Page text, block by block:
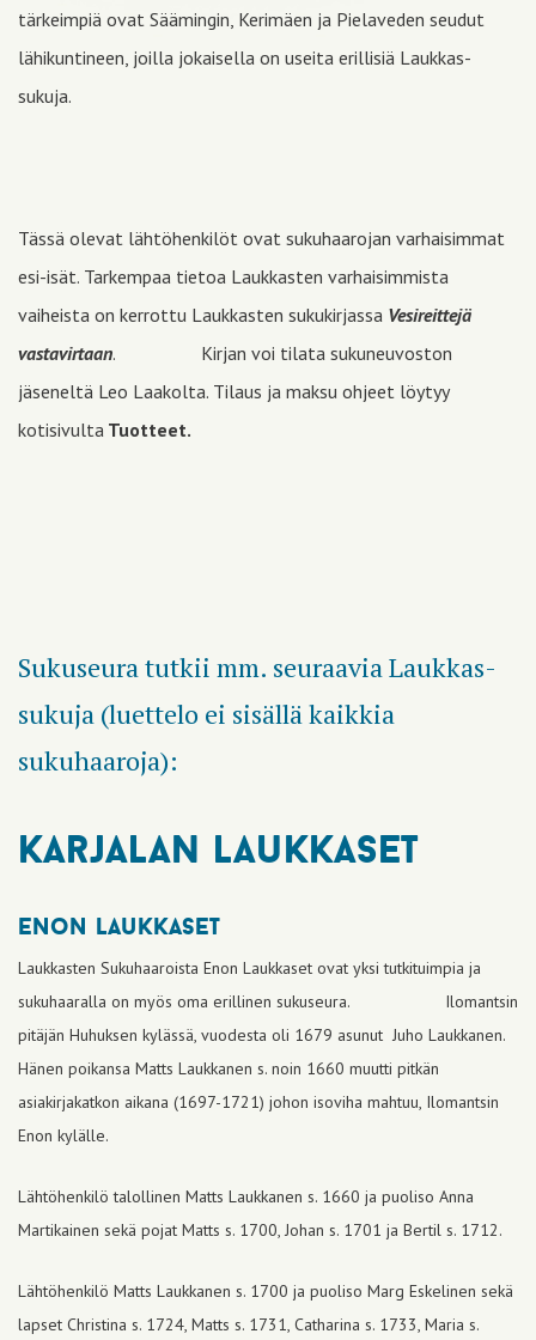
tärkeimpiä ovat Säämingin, Kerimäen ja Pielaveden seudut
lähikuntineen, joilla jokaisella on useita erillisiä Laukkas-
sukuja.
Tässä olevat lähtöhenkilöt ovat sukuhaarojan varhaisimmat
esi-isät. Tarkempaa tietoa Laukkasten varhaisimmista
vaiheista on kerrottu Laukkasten sukukirjassa Vesireittejä
vastavirtaan. Kirjan voi tilata sukuneuvoston
jäseneltä Leo Laakolta. Tilaus ja maksu ohjeet löytyy
kotisivulta Tuotteet.
Sukuseura tutkii mm. seuraavia Laukkas-
sukuja (luettelo ei sisällä kaikkia
sukuhaaroja):
karjalan laukkaset
enon laukkaset
Laukkasten Sukuhaaroista Enon Laukkaset ovat yksi tutkituimpia ja
sukuhaaralla on myös oma erillinen sukuseura. Ilomantsin
pitäjän Huhuksen kylässä, vuodesta oli 1679 asunut Juho Laukkanen.
Hänen poikansa Matts Laukkanen s. noin 1660 muutti pitkän
asiakirjakatkon aikana (1697-1721) johon isoviha mahtuu, Ilomantsin
Enon kylälle.
Lähtöhenkilö talollinen Matts Laukkanen s. 1660 ja puoliso Anna
Martikainen sekä pojat Matts s. 1700, Johan s. 1701 ja Bertil s. 1712.
Lähtöhenkilö Matts Laukkanen s. 1700 ja puoliso Marg Eskelinen sekä
lapset Christina s. 1724, Matts s. 1731, Catharina s. 1733, Maria s.